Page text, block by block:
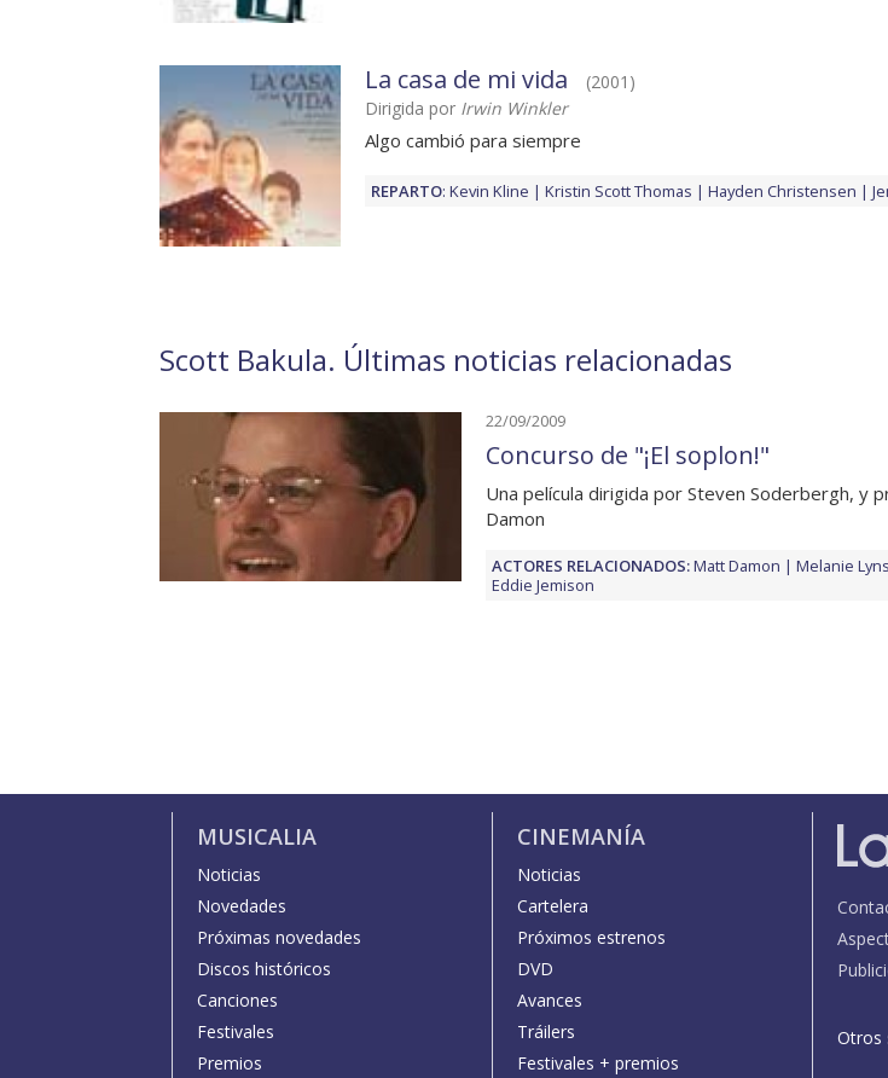
La casa de mi vida
(2001)
Dirigida por Irwin Winkler
Algo cambió para siempre
REPARTO: Kevin Kline Kristin Scott Thomas Hayden Christensen
Scott Bakula. Últimas noticias relacionadas
22/09/2009
Concurso de "¡El soplon!"
Una película dirigida por Steven Soderbergh, y
Damon
ACTORES RELACIONADOS:Matt Damon Melanie
Eddie Jemison
MUSICALIA
Noticias
Novedades
Próximas novedades
Discos históricos
Canciones
Festivales
Premios
CINEMANÍA
Noticias
Cartelera
Próximos estrenos
DVD
Avances
Tráilers
Festivales + premios
Otros